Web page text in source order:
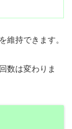
維持できます。
数は変わりま